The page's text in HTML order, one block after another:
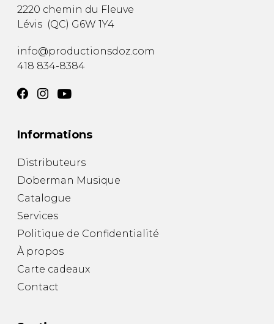
2220 chemin du Fleuve
Lévis (QC) G6W 1Y4
info@productionsdoz.com
418 834-8384
Informations
Distributeurs
Doberman Musique
Catalogue
Services
Politique de Confidentialité
À propos
Carte cadeaux
Contact